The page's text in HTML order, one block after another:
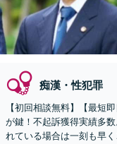
痴漢・性犯罪
【初回相談無料】【最短
が鍵！不起訴獲得実績多
れている場合は一刻も早